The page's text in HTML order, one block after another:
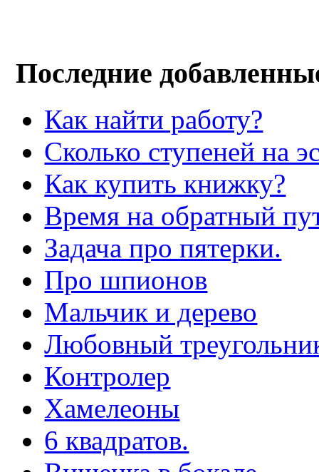
Последние
Как найти работу?
Сколько ступеней на
Как купить книжку?
Время на обратный
Задача про пятерки.
Про шпионов
Мальчик и дерево
Любовный
Контролер
Хамелеоны
6 квадратов.